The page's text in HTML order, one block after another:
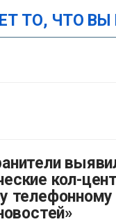
ТО, ЧТО ВЫ
кол-